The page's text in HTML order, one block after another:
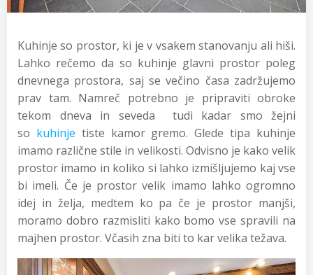
Kuhinje so prostor, ki je v vsakem stanovanju ali hiši.
Lahko rečemo da so kuhinje glavni prostor poleg
dnevnega prostora, saj se večino časa zadržujemo
prav tam. Namreč potrebno je pripraviti obroke
tekom dneva in seveda tudi kadar smo žejni
so kuhinje tiste kamor gremo. Glede tipa kuhinje
imamo različne stile in velikosti. Odvisno je kako velik
prostor imamo in koliko si lahko izmišljujemo kaj vse
bi imeli. Če je prostor velik imamo lahko ogromno
idej in želja, medtem ko pa če je prostor manjši,
moramo dobro razmisliti kako bomo vse spravili na
majhen prostor. Včasih zna biti to kar velika težava.